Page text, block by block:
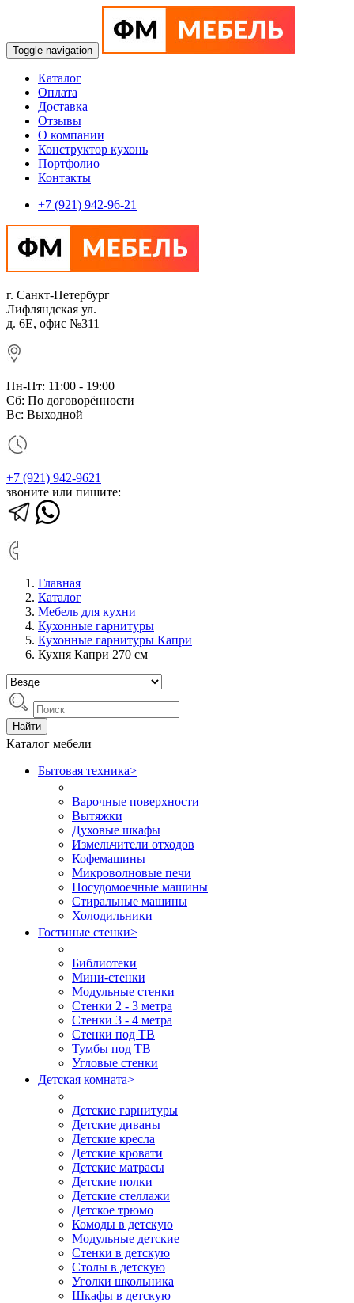
Toggle navigation
Каталог
Оплата
Доставка
Отзывы
О компании
Конструктор кухонь
Портфолио
Контакты
+7 (921) 942-96-21
г. Санкт-Петербург
Лифляндская ул.
д. 6Е, офис №311
Пн-Пт: 11:00 - 19:00
Сб: По договорённости
Вс: Выходной
+7 (921) 942-9621
звоните или пишите:
Главная
Каталог
Мебель для кухни
Кухонные гарнитуры
Кухонные гарнитуры Капри
Кухня Капри 270 см
Найти
Каталог мебели
Бытовая техника>
Варочные поверхности
Вытяжки
Духовые шкафы
Измельчители отходов
Кофемашины
Микроволновые печи
Посудомоечные машины
Стиральные машины
Холодильники
Гостиные стенки>
Библиотеки
Мини-стенки
Модульные стенки
Стенки 2 - 3 метра
Стенки 3 - 4 метра
Стенки под ТВ
Тумбы под ТВ
Угловые стенки
Детская комната>
Детские гарнитуры
Детские диваны
Детские кресла
Детские кровати
Детские матрасы
Детские полки
Детские стеллажи
Детское трюмо
Комоды в детскую
Модульные детские
Стенки в детскую
Столы в детскую
Уголки школьника
Шкафы в детскую